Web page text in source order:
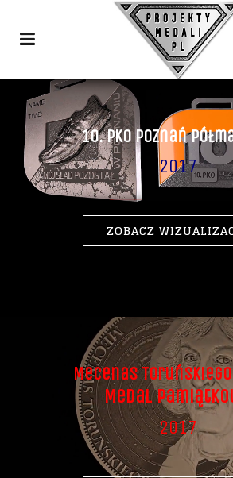
10. PKO Poznań
2017
ZOBACZ
Mecenas
Medal
2017